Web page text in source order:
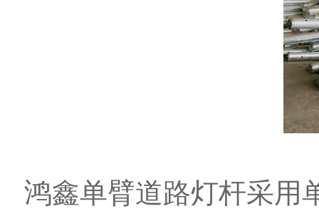
鸿鑫单臂道路灯杆采用